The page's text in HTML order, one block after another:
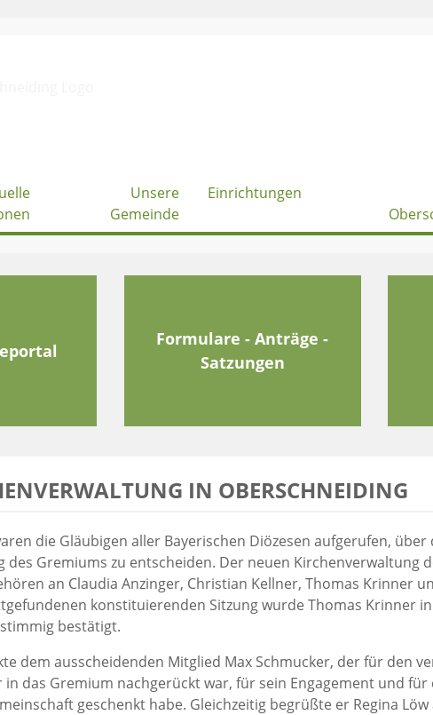
Unsere
Gemeinde
Einrichtungen
Formulare - Anträge -
Satzungen
IN OBERSCHNEIDING
die Gläubigen aller Bayerischen Diözesen aufgerufen, über
des Gremiums zu entscheiden. Der neuen Kirchenverwaltung
an Claudia Anzinger, Christian Kellner, Thomas Krinner
konstituierenden Sitzung wurde Thomas Krinner
bestätigt.
dem ausscheidenden Mitglied Max Schmucker, der für den
in das Gremium nachgerückt war, für sein Engagement und für
geschenkt habe. Gleichzeitig begrüßte er Regina Löw